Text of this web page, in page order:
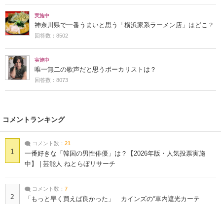
実施中
神奈川県で一番うまいと思う「横浜家系ラーメン店」はどこ？
回答数：8502
実施中
唯一無二の歌声だと思うボーカリストは？
回答数：8073
コメントランキング
1
コメント数： 21
一番好きな「韓国の男性俳優」は？【2026年版・人気投票実施
中】 | 芸能人 ねとらぼリサーチ
2
コメント数： 7
「もっと早く買えば良かった」 カインズの“車内遮光カーテ